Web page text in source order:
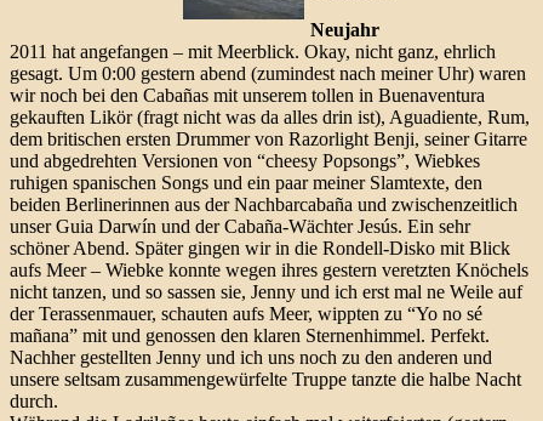
Neujahr
2011 hat angefangen – mit Meerblick. Okay, nicht ganz, ehrlich
gesagt. Um 0:00 gestern abend (zumindest nach meiner Uhr) waren
wir noch bei den Cabañas mit unserem tollen in Buenaventura
gekauften Likör (fragt nicht was da alles drin ist), Aguadiente, Rum,
dem britischen ersten Drummer von Razorlight Benji, seiner Gitarre
und abgedrehten Versionen von “cheesy Popsongs”, Wiebkes
ruhigen spanischen Songs und ein paar meiner Slamtexte, den
beiden Berlinerinnen aus der Nachbarcabaña und zwischenzeitlich
unser Guia Darwín und der Cabaña-Wächter Jesús. Ein sehr
schöner Abend. Später gingen wir in die Rondell-Disko mit Blick
aufs Meer – Wiebke konnte wegen ihres gestern veretzten Knöchels
nicht tanzen, und so sassen sie, Jenny und ich erst mal ne Weile auf
der Terassenmauer, schauten aufs Meer, wippten zu “Yo no sé
mañana” mit und genossen den klaren Sternenhimmel. Perfekt.
Nachher gestellten Jenny und ich uns noch zu den anderen und
unsere seltsam zusammengewürfelte Truppe tanzte die halbe Nacht
durch.